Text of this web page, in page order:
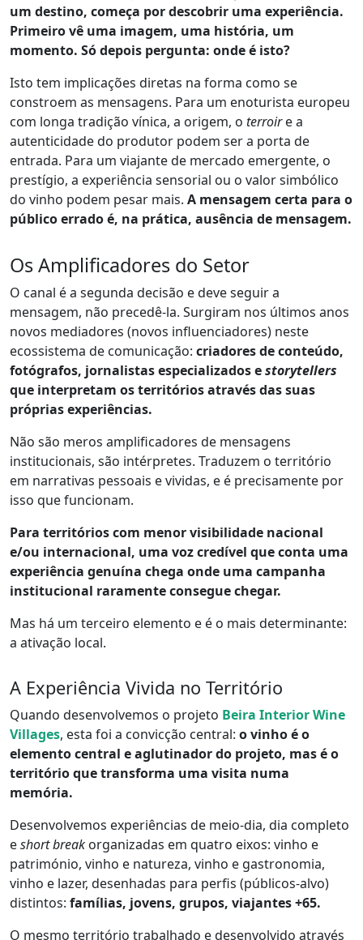
um destino, começa por descobrir uma experiência.
Primeiro vê uma imagem, uma história, um
momento. Só depois pergunta: onde é isto?
Isto tem implicações diretas na forma como se
constroem as mensagens. Para um enoturista europeu
com longa tradição vínica, a origem, o terroire a
autenticidade do produtor podem ser a porta de
entrada. Para um viajante de mercado emergente, o
prestígio, a experiência sensorial ou o valor simbólico
do vinho podem pesar mais. A mensagem certa para o
público errado é, na prática, ausência de mensagem.
Os Amplificadores do Setor
O canal é a segunda decisão e deve seguir a
mensagem, não precedê-la. Surgiram nos últimos anos
novos mediadores (novos influenciadores) neste
ecossistema de comunicação: criadores de conteúdo,
fotógrafos, jornalistas especializados estorytellers
que interpretam os territórios através das suas
próprias experiências.
Não são meros amplificadores de mensagens
institucionais, são intérpretes. Traduzem o território
em narrativas pessoais e vividas, e é precisamente por
isso que funcionam.
Para territórios com menor visibilidade nacional
e/ou internacional, uma voz credível que conta uma
experiência genuína chega onde uma campanha
institucional raramente consegue chegar.
Mas há um terceiro elemento e é o mais determinante:
a ativação local.
A Experiência Vivida no Território
Quando desenvolvemos o projeto Beira Interior Wine
Villages, esta foi a convicção central: o vinho é o
elemento central e aglutinador do projeto, mas é o
território que transforma uma visita numa
memória.
Desenvolvemos experiências de meio-dia, dia completo
eshort break organizadas em quatro eixos: vinho e
património, vinho e natureza, vinho e gastronomia,
vinho e lazer, desenhadas para perfis (públicos-alvo)
distintos: famílias, jovens, grupos, viajantes +65.
O mesmo território trabalhado e desenvolvido através